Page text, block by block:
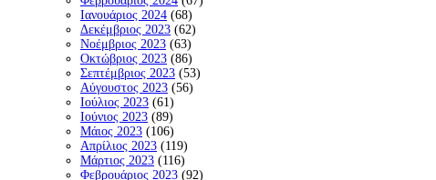
Ιανουάριος 2024 (68)
Δεκέμβριος 2023 (62)
Νοέμβριος 2023 (63)
Οκτώβριος 2023 (86)
Σεπτέμβριος 2023 (53)
Αύγουστος 2023 (56)
Ιούλιος 2023 (61)
Ιούνιος 2023 (89)
Μάιος 2023 (106)
Απρίλιος 2023 (119)
Μάρτιος 2023 (116)
Φεβρουάριος 2023 (92)